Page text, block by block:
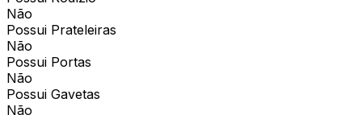
Não
Possui Prateleiras
Não
Possui Portas
Não
Possui Gavetas
Não